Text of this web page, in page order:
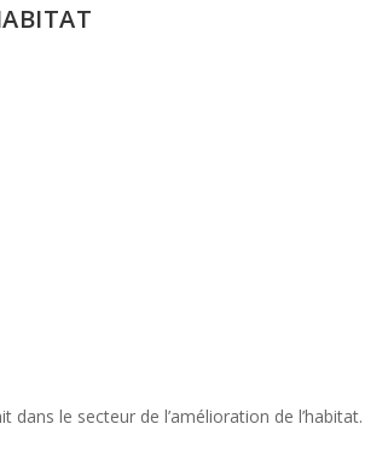
dans le secteur de l’amélioration de l’habitat.